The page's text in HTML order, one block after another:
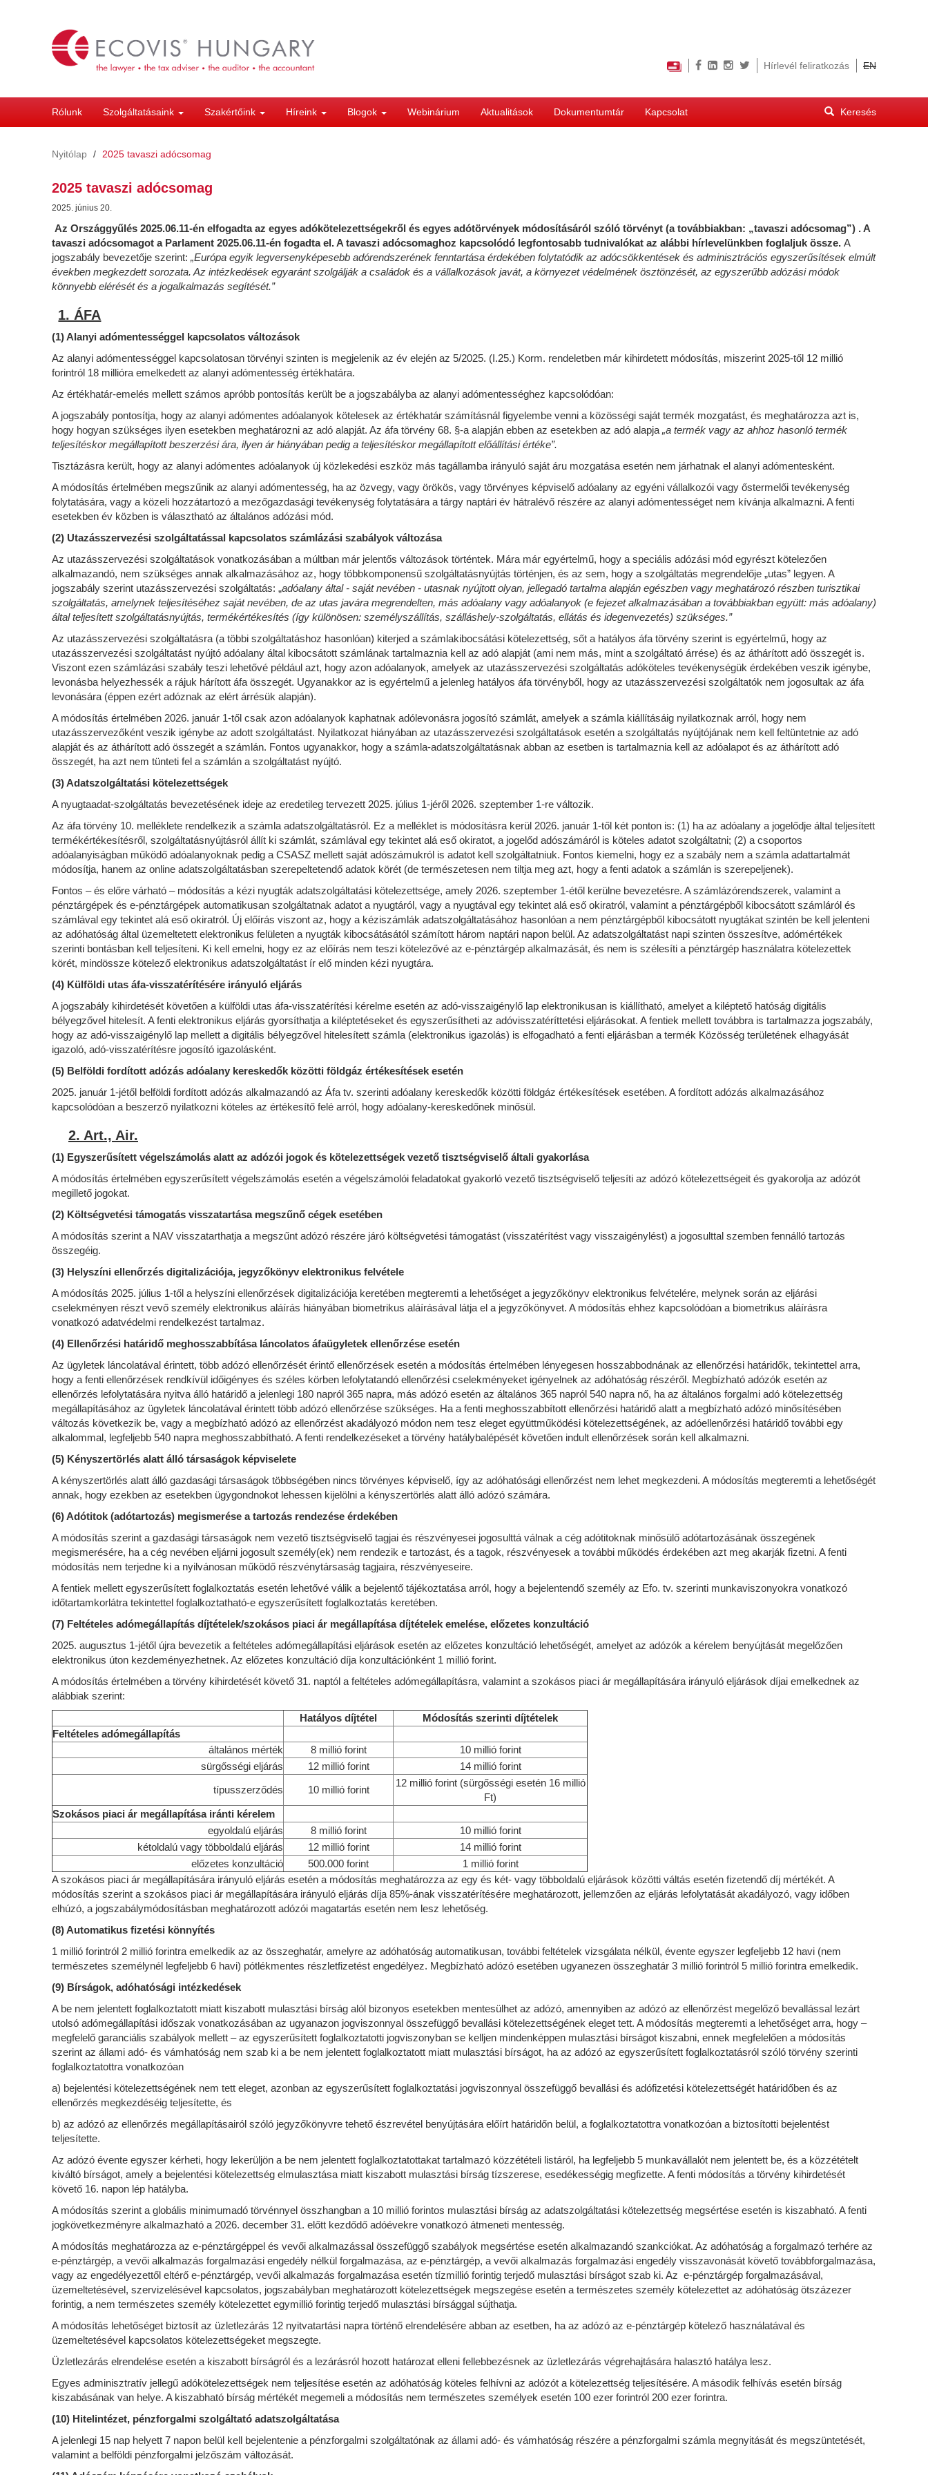
Hírlevél feliratkozás EN
Rólunk Szolgáltatásaink Szakértőink Híreink Blogok Webinárium Aktualitások Dokumentumtár Kapcsolat
Keresés
űrlap
Nyitólap
2025 tavaszi adócsomag
2025 tavaszi adócsomag
2025. június 20.
Az Országgyűlés 2025.06.11-én elfogadta az egyes adókötelezettségekről és egyes adótörvények módosításáról szóló törvényt (a továbbiakban: „tavaszi adócsomag”) . A
tavaszi adócsomagot a Parlament 2025.06.11-én fogadta el. A tavaszi adócsomaghoz kapcsolódó legfontosabb tudnivalókat az alábbi hírlevelünkben foglaljuk össze. A
jogszabály bevezetője szerint: „Európa egyik legversenyképesebb adórendszerének fenntartása érdekében folytatódik az adócsökkentések és adminisztrációs egyszerűsítések elmúlt
években megkezdett sorozata. Az intézkedések egyaránt szolgálják a családok és a vállalkozások javát, a környezet védelmének ösztönzését, az egyszerűbb adózási módok
könnyebb elérését és a jogalkalmazás segítését.”
1. ÁFA
(1) Alanyi adómentességgel kapcsolatos változások
Az alanyi adómentességgel kapcsolatosan törvényi szinten is megjelenik az év elején az 5/2025. (I.25.) Korm. rendeletben már kihirdetett módosítás, miszerint 2025-től 12 millió
forintról 18 millióra emelkedett az alanyi adómentesség értékhatára.
Az értékhatár-emelés mellett számos apróbb pontosítás került be a jogszabályba az alanyi adómentességhez kapcsolódóan:
A jogszabály pontosítja, hogy az alanyi adómentes adóalanyok kötelesek az értékhatár számításnál figyelembe venni a közösségi saját termék mozgatást, és meghatározza azt is,
hogy hogyan szükséges ilyen esetekben meghatározni az adó alapját. Az áfa törvény 68. §-a alapján ebben az esetekben az adó alapja „a termék vagy az ahhoz hasonló termék
teljesítéskor megállapított beszerzési ára, ilyen ár hiányában pedig a teljesítéskor megállapított előállítási értéke”.
Tisztázásra került, hogy az alanyi adómentes adóalanyok új közlekedési eszköz más tagállamba irányuló saját áru mozgatása esetén nem járhatnak el alanyi adómentesként.
A módosítás értelmében megszűnik az alanyi adómentesség, ha az özvegy, vagy örökös, vagy törvényes képviselő adóalany az egyéni vállalkozói vagy őstermelői tevékenység
folytatására, vagy a közeli hozzátartozó a mezőgazdasági tevékenység folytatására a tárgy naptári év hátralévő részére az alanyi adómentességet nem kívánja alkalmazni. A fenti
esetekben év közben is választható az általános adózási mód.
(2) Utazásszervezési szolgáltatással kapcsolatos számlázási szabályok változása
Az utazásszervezési szolgáltatások vonatkozásában a múltban már jelentős változások történtek. Mára már egyértelmű, hogy a speciális adózási mód egyrészt kötelezően
alkalmazandó, nem szükséges annak alkalmazásához az, hogy többkomponensű szolgáltatásnyújtás történjen, és az sem, hogy a szolgáltatás megrendelője „utas” legyen. A
jogszabály szerint utazásszervezési szolgáltatás: „adóalany által - saját nevében - utasnak nyújtott olyan, jellegadó tartalma alapján egészben vagy meghatározó részben turisztikai
szolgáltatás, amelynek teljesítéséhez saját nevében, de az utas javára megrendelten, más adóalany vagy adóalanyok (e fejezet alkalmazásában a továbbiakban együtt: más adóalany)
által teljesített szolgáltatásnyújtás, termékértékesítés (így különösen: személyszállítás, szálláshely-szolgáltatás, ellátás és idegenvezetés) szükséges.”
Az utazásszervezési szolgáltatásra (a többi szolgáltatáshoz hasonlóan) kiterjed a számlakibocsátási kötelezettség, sőt a hatályos áfa törvény szerint is egyértelmű, hogy az
utazásszervezési szolgáltatást nyújtó adóalany által kibocsátott számlának tartalmaznia kell az adó alapját (ami nem más, mint a szolgáltató árrése) és az áthárított adó összegét is.
Viszont ezen számlázási szabály teszi lehetővé például azt, hogy azon adóalanyok, amelyek az utazásszervezési szolgáltatás adóköteles tevékenységük érdekében veszik igénybe,
levonásba helyezhessék a rájuk hárított áfa összegét. Ugyanakkor az is egyértelmű a jelenleg hatályos áfa törvényből, hogy az utazásszervezési szolgáltatók nem jogosultak az áfa
levonására (éppen ezért adóznak az elért árrésük alapján).
A módosítás értelmében 2026. január 1-től csak azon adóalanyok kaphatnak adólevonásra jogosító számlát, amelyek a számla kiállításáig nyilatkoznak arról, hogy nem
utazásszervezőként veszik igénybe az adott szolgáltatást. Nyilatkozat hiányában az utazásszervezési szolgáltatások esetén a szolgáltatás nyújtójának nem kell feltüntetnie az adó
alapját és az áthárított adó összegét a számlán. Fontos ugyanakkor, hogy a számla-adatszolgáltatásnak abban az esetben is tartalmaznia kell az adóalapot és az áthárított adó
összegét, ha azt nem tünteti fel a számlán a szolgáltatást nyújtó.
(3) Adatszolgáltatási kötelezettségek
A nyugtaadat-szolgáltatás bevezetésének ideje az eredetileg tervezett 2025. július 1-jéről 2026. szeptember 1-re változik.
Az áfa törvény 10. melléklete rendelkezik a számla adatszolgáltatásról. Ez a melléklet is módosításra kerül 2026. január 1-től két ponton is: (1) ha az adóalany a jogelődje által teljesített
termékértékesítésről, szolgáltatásnyújtásról állít ki számlát, számlával egy tekintet alá eső okiratot, a jogelőd adószámáról is köteles adatot szolgáltatni; (2) a csoportos
adóalanyiságban működő adóalanyoknak pedig a CSASZ mellett saját adószámukról is adatot kell szolgáltatniuk. Fontos kiemelni, hogy ez a szabály nem a számla adattartalmát
módosítja, hanem az online adatszolgáltatásban szerepeltetendő adatok körét (de természetesen nem tiltja meg azt, hogy a fenti adatok a számlán is szerepeljenek).
Fontos – és előre várható – módosítás a kézi nyugták adatszolgáltatási kötelezettsége, amely 2026. szeptember 1-étől kerülne bevezetésre. A számlázórendszerek, valamint a
pénztárgépek és e-pénztárgépek automatikusan szolgáltatnak adatot a nyugtáról, vagy a nyugtával egy tekintet alá eső okiratról, valamint a pénztárgépből kibocsátott számláról és
számlával egy tekintet alá eső okiratról. Új előírás viszont az, hogy a kéziszámlák adatszolgáltatásához hasonlóan a nem pénztárgépből kibocsátott nyugtákat szintén be kell jelenteni
az adóhatóság által üzemeltetett elektronikus felületen a nyugták kibocsátásától számított három naptári napon belül. Az adatszolgáltatást napi szinten összesítve, adómértékek
szerinti bontásban kell teljesíteni. Ki kell emelni, hogy ez az előírás nem teszi kötelezővé az e-pénztárgép alkalmazását, és nem is szélesíti a pénztárgép használatra kötelezettek
körét, mindössze kötelező elektronikus adatszolgáltatást ír elő minden kézi nyugtára.
(4) Külföldi utas áfa-visszatérítésére irányuló eljárás
A jogszabály kihirdetését követően a külföldi utas áfa-visszatérítési kérelme esetén az adó-visszaigénylő lap elektronikusan is kiállítható, amelyet a kiléptető hatóság digitális
bélyegzővel hitelesít. A fenti elektronikus eljárás gyorsíthatja a kiléptetéseket és egyszerűsítheti az adóvisszatéríttetési eljárásokat. A fentiek mellett továbbra is tartalmazza jogszabály,
hogy az adó-visszaigénylő lap mellett a digitális bélyegzővel hitelesített számla (elektronikus igazolás) is elfogadható a fenti eljárásban a termék Közösség területének elhagyását
igazoló, adó-visszatérítésre jogosító igazolásként.
(5) Belföldi fordított adózás adóalany kereskedők közötti földgáz értékesítések esetén
2025. január 1-jétől belföldi fordított adózás alkalmazandó az Áfa tv. szerinti adóalany kereskedők közötti földgáz értékesítések esetében. A fordított adózás alkalmazásához
kapcsolódóan a beszerző nyilatkozni köteles az értékesítő felé arról, hogy adóalany-kereskedőnek minősül.
2. Art., Air.
(1) Egyszerűsített végelszámolás alatt az adózói jogok és kötelezettségek vezető tisztségviselő általi gyakorlása
A módosítás értelmében egyszerűsített végelszámolás esetén a végelszámolói feladatokat gyakorló vezető tisztségviselő teljesíti az adózó kötelezettségeit és gyakorolja az adózót
megillető jogokat.
(2) Költségvetési támogatás visszatartása megszűnő cégek esetében
A módosítás szerint a NAV visszatarthatja a megszűnt adózó részére járó költségvetési támogatást (visszatérítést vagy visszaigénylést) a jogosulttal szemben fennálló tartozás
összegéig.
(3) Helyszíni ellenőrzés digitalizációja, jegyzőkönyv elektronikus felvétele
A módosítás 2025. július 1-től a helyszíni ellenőrzések digitalizációja keretében megteremti a lehetőséget a jegyzőkönyv elektronikus felvételére, melynek során az eljárási
cselekményen részt vevő személy elektronikus aláírás hiányában biometrikus aláírásával látja el a jegyzőkönyvet. A módosítás ehhez kapcsolódóan a biometrikus aláírásra
vonatkozó adatvédelmi rendelkezést tartalmaz.
(4) Ellenőrzési határidő meghosszabbítása láncolatos áfaügyletek ellenőrzése esetén
Az ügyletek láncolatával érintett, több adózó ellenőrzését érintő ellenőrzések esetén a módosítás értelmében lényegesen hosszabbodnának az ellenőrzési határidők, tekintettel arra,
hogy a fenti ellenőrzések rendkívül időigényes és széles körben lefolytatandó ellenőrzési cselekményeket igényelnek az adóhatóság részéről. Megbízható adózók esetén az
ellenőrzés lefolytatására nyitva álló határidő a jelenlegi 180 napról 365 napra, más adózó esetén az általános 365 napról 540 napra nő, ha az általános forgalmi adó kötelezettség
megállapításához az ügyletek láncolatával érintett több adózó ellenőrzése szükséges. Ha a fenti meghosszabbított ellenőrzési határidő alatt a megbízható adózó minősítésében
változás következik be, vagy a megbízható adózó az ellenőrzést akadályozó módon nem tesz eleget együttműködési kötelezettségének, az adóellenőrzési határidő további egy
alkalommal, legfeljebb 540 napra meghosszabbítható. A fenti rendelkezéseket a törvény hatálybalépését követően indult ellenőrzések során kell alkalmazni.
(5) Kényszertörlés alatt álló társaságok képviselete
A kényszertörlés alatt álló gazdasági társaságok többségében nincs törvényes képviselő, így az adóhatósági ellenőrzést nem lehet megkezdeni. A módosítás megteremti a lehetőségét
annak, hogy ezekben az esetekben ügygondnokot lehessen kijelölni a kényszertörlés alatt álló adózó számára.
(6) Adótitok (adótartozás) megismerése a tartozás rendezése érdekében
A módosítás szerint a gazdasági társaságok nem vezető tisztségviselő tagjai és részvényesei jogosulttá válnak a cég adótitoknak minősülő adótartozásának összegének
megismerésére, ha a cég nevében eljárni jogosult személy(ek) nem rendezik e tartozást, és a tagok, részvényesek a további működés érdekében azt meg akarják fizetni. A fenti
módosítás nem terjedne ki a nyilvánosan működő részvénytársaság tagjaira, részvényeseire.
A fentiek mellett egyszerűsített foglalkoztatás esetén lehetővé válik a bejelentő tájékoztatása arról, hogy a bejelentendő személy az Efo. tv. szerinti munkaviszonyokra vonatkozó
időtartamkorlátra tekintettel foglalkoztatható-e egyszerűsített foglalkoztatás keretében.
(7) Feltételes adómegállapítás díjtételek/szokásos piaci ár megállapítása díjtételek emelése, előzetes konzultáció
2025. augusztus 1-jétől újra bevezetik a feltételes adómegállapítási eljárások esetén az előzetes konzultáció lehetőségét, amelyet az adózók a kérelem benyújtását megelőzően
elektronikus úton kezdeményezhetnek. Az előzetes konzultáció díja konzultációnként 1 millió forint.
A módosítás értelmében a törvény kihirdetését követő 31. naptól a feltételes adómegállapításra, valamint a szokásos piaci ár megállapítására irányuló eljárások díjai emelkednek az
alábbiak szerint:
Hatályos díjtétel
Módosítás szerinti díjtételek
Feltételes adómegállapítás
általános mérték
8 millió forint
10 millió forint
sürgősségi eljárás
12 millió forint
14 millió forint
típusszerződés
10 millió forint
12 millió forint (sürgősségi esetén 16 millió
Ft)
Szokásos piaci ár megállapítása iránti kérelem
egyoldalú eljárás
8 millió forint
10 millió forint
kétoldalú vagy többoldalú eljárás
12 millió forint
14 millió forint
előzetes konzultáció
500.000 forint
1 millió forint
A szokásos piaci ár megállapítására irányuló eljárás esetén a módosítás meghatározza az egy és két- vagy többoldalú eljárások közötti váltás esetén fizetendő díj mértékét. A
módosítás szerint a szokásos piaci ár megállapítására irányuló eljárás díja 85%-ának visszatérítésére meghatározott, jellemzően az eljárás lefolytatását akadályozó, vagy időben
elhúzó, a jogszabálymódosításban meghatározott adózói magatartás esetén nem lesz lehetőség.
(8) Automatikus fizetési könnyítés
1 millió forintról 2 millió forintra emelkedik az az összeghatár, amelyre az adóhatóság automatikusan, további feltételek vizsgálata nélkül, évente egyszer legfeljebb 12 havi (nem
természetes személynél legfeljebb 6 havi) pótlékmentes részletfizetést engedélyez. Megbízható adózó esetében ugyanezen összeghatár 3 millió forintról 5 millió forintra emelkedik.
(9) Bírságok, adóhatósági intézkedések
A be nem jelentett foglalkoztatott miatt kiszabott mulasztási bírság alól bizonyos esetekben mentesülhet az adózó, amennyiben az adózó az ellenőrzést megelőző bevallással lezárt
utolsó adómegállapítási időszak vonatkozásában az ugyanazon jogviszonnyal összefüggő bevallási kötelezettségének eleget tett. A módosítás megteremti a lehetőséget arra, hogy –
megfelelő garanciális szabályok mellett – az egyszerűsített foglalkoztatotti jogviszonyban se kelljen mindenképpen mulasztási bírságot kiszabni, ennek megfelelően a módosítás
szerint az állami adó- és vámhatóság nem szab ki a be nem jelentett foglalkoztatott miatt mulasztási bírságot, ha az adózó az egyszerűsített foglalkoztatásról szóló törvény szerinti
foglalkoztatottra vonatkozóan
a) bejelentési kötelezettségének nem tett eleget, azonban az egyszerűsített foglalkoztatási jogviszonnyal összefüggő bevallási és adófizetési kötelezettségét határidőben és az
ellenőrzés megkezdéséig teljesítette, és
b) az adózó az ellenőrzés megállapításairól szóló jegyzőkönyvre tehető észrevétel benyújtására előírt határidőn belül, a foglalkoztatottra vonatkozóan a biztosítotti bejelentést
teljesítette.
Az adózó évente egyszer kérheti, hogy lekerüljön a be nem jelentett foglalkoztatottakat tartalmazó közzétételi listáról, ha legfeljebb 5 munkavállalót nem jelentett be, és a közzétételt
kiváltó bírságot, amely a bejelentési kötelezettség elmulasztása miatt kiszabott mulasztási bírság tízszerese, esedékességig megfizette. A fenti módosítás a törvény kihirdetését
követő 16. napon lép hatályba.
A módosítás szerint a globális minimumadó törvénnyel összhangban a 10 millió forintos mulasztási bírság az adatszolgáltatási kötelezettség megsértése esetén is kiszabható. A fenti
jogkövetkezményre alkalmazható a 2026. december 31. előtt kezdődő adóévekre vonatkozó átmeneti mentesség.
A módosítás meghatározza az e-pénztárgéppel és vevői alkalmazással összefüggő szabályok megsértése esetén alkalmazandó szankciókat. Az adóhatóság a forgalmazó terhére az
e-pénztárgép, a vevői alkalmazás forgalmazási engedély nélkül forgalmazása, az e-pénztárgép, a vevői alkalmazás forgalmazási engedély visszavonását követő továbbforgalmazása,
vagy az engedélyezettől eltérő e-pénztárgép, vevői alkalmazás forgalmazása esetén tízmillió forintig terjedő mulasztási bírságot szab ki. Az e-pénztárgép forgalmazásával,
üzemeltetésével, szervizelésével kapcsolatos, jogszabályban meghatározott kötelezettségek megszegése esetén a természetes személy kötelezettet az adóhatóság ötszázezer
forintig, a nem természetes személy kötelezettet egymillió forintig terjedő mulasztási bírsággal sújthatja.
A módosítás lehetőséget biztosít az üzletlezárás 12 nyitvatartási napra történő elrendelésére abban az esetben, ha az adózó az e-pénztárgép kötelező használatával és
üzemeltetésével kapcsolatos kötelezettségeket megszegte.
Üzletlezárás elrendelése esetén a kiszabott bírságról és a lezárásról hozott határozat elleni fellebbezésnek az üzletlezárás végrehajtására halasztó hatálya lesz.
Egyes adminisztratív jellegű adókötelezettségek nem teljesítése esetén az adóhatóság köteles felhívni az adózót a kötelezettség teljesítésére. A második felhívás esetén bírság
kiszabásának van helye. A kiszabható bírság mértékét megemeli a módosítás nem természetes személyek esetén 100 ezer forintról 200 ezer forintra.
(10) Hitelintézet, pénzforgalmi szolgáltató adatszolgáltatása
A jelenlegi 15 nap helyett 7 napon belül kell bejelentenie a pénzforgalmi szolgáltatónak az állami adó- és vámhatóság részére a pénzforgalmi számla megnyitását és megszüntetését,
valamint a belföldi pénzforgalmi jelzőszám változását.